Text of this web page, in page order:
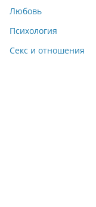
Любовь
Психология
Секс и отношения